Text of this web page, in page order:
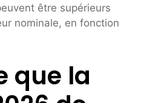
être supérieurs
nominale, en fonction
que la